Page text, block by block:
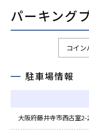
パーキング
コイ
駐車場情報
大阪府藤井寺市西古室2-